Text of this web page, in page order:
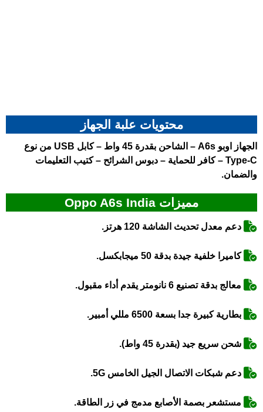
محتويات علبة الجهاز
الجهاز اوبو A6s
– الشاحن بقدرة 45 واط – كابل USB من نوع
Type-C – كافر للحماية – دبوس الشرائح – كتيب التعليمات
والضمان.
مميزات Oppo A6s India
دعم معدل تحديث الشاشة 120 هرتز.
كاميرا خلفية جيدة بدقة 50 ميجابكسل.
معالج بدقة تصنيع 6 نانومتر يقدم أداء مقبول.
بطارية كبيرة جدا بسعة 6500 مللي أمبير.
شحن سريع جيد (بقدرة 45 واط).
دعم شبكات الاتصال الجيل الخامس 5G.
مستشعر بصمة الأصابع مدمج في زر الطاقة.